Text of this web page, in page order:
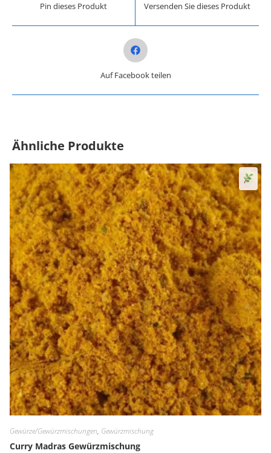
Pin dieses Produkt Versenden Sie dieses Produkt
Opens in a new window
Auf Facebook teilen
Ähnliche Produkte
Senf
Gewürze/Gewürzmischungen, Gewürzmischung
Curry Madras Gewürzmischung